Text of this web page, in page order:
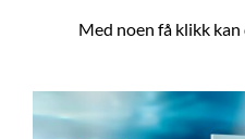
Med noen få klikk kan